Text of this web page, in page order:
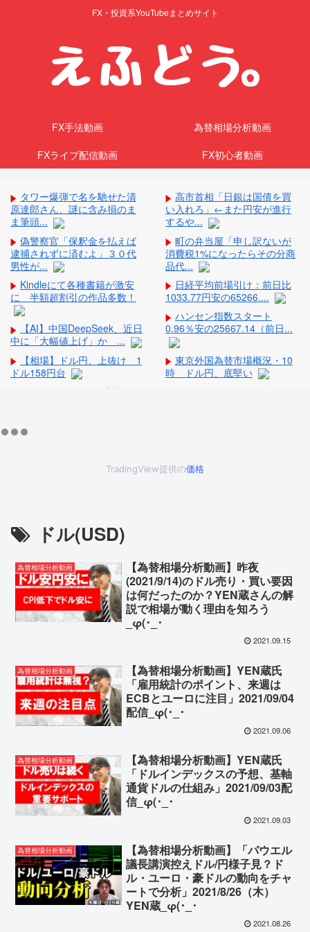
FX・投資系YouTubeまとめサイト
FX手法動画
為替相場分析動画
FXライブ配信動画
FX初心者動画
タワー爆弾で名を馳せた清
原達郎さん、謎に含み損のま
ま筆頭...
偽警察官「保釈金を払えば
逮捕されずに済むよ」３０代
男性が...
Kindleにて各種書籍が激安
に 半額超割引の作品多数！
【AI】中国DeepSeek、近日
中に「大幅値上げ」か ...
【相場】ドル円、上抜け 1
ドル158円台
アーレスティ 1Q減収なる
i-plug 2026年7月度主要
クオールホールディング
ス ローソンのマチづくり構
ス 調剤薬局の株式取得
コーユーレンティア サム
で実用...
RSS
高市首相「日銀は国債を買
い入れろ」←また円安が進行
するや...
町の弁当屋「申し訳ないが
消費税1%になったらその分商
品代...
日経平均前場引け：前日比
1033.77円安の65266....
ハンセン指数スタート
0.96％安の25667.14（前日...
東京外国為替市場概況・10
時 ドル円、底堅い
ドル・円：157円56銭まで下
けて7億円貯めたのにガンで死
Powered by livedoor 相互
TradingView提供の価格
ドル(USD)
為替相場分析動画
【為替相場分析動画】昨夜
(2021/9/14)のドル売り・買い要因
は何だったのか？YEN蔵さんの解
説で相場が動く理由を知ろう
_φ(･_･
2021.09.15
為替相場分析動画
【為替相場分析動画】YEN蔵氏
「雇用統計のポイント、来週は
ECBとユーロに注目」2021/09/04
配信_φ(･_･
2021.09.06
為替相場分析動画
【為替相場分析動画】YEN蔵氏
「ドルインデックスの予想、基軸
通貨ドルの仕組み」2021/09/03配
信_φ(･_･
2021.09.03
為替相場分析動画
【為替相場分析動画】「パウエル
議長講演控えドル/円様子見？ド
ル・ユーロ・豪ドルの動向をチャ
ートで分析」2021/8/26（木）
YEN蔵_φ(･_･
2021.08.26